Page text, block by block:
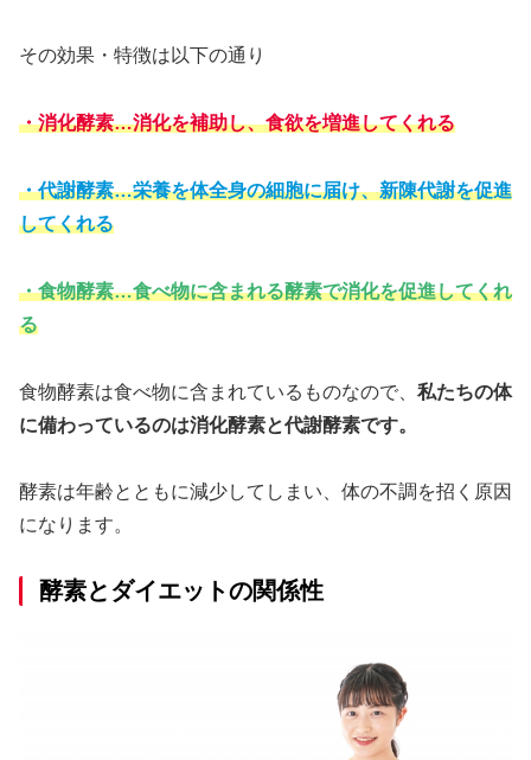
その効果・特徴は以下の通り
・消化酵素…消化を補助し、食欲を増進してくれる
・代謝酵素…栄養を体全身の細胞に届け、新陳代謝を促進
してくれる
・食物酵素…食べ物に含まれる酵素で消化を促進してくれ
る
食物酵素は食べ物に含まれているものなので、 私たちの体
に備わっているのは消化酵素と代謝酵素です。
酵素は年齢とともに減少してしまい、体の不調を招く原因
になります。
酵素とダイエットの関係性